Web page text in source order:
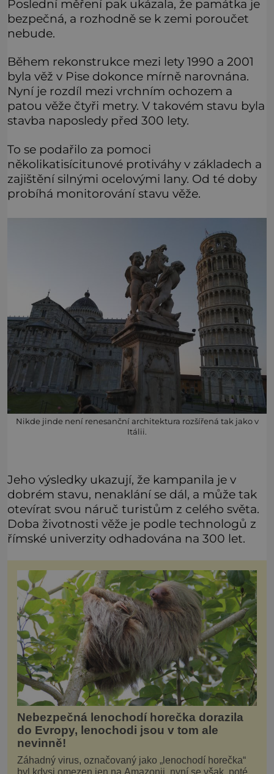
Poslední měření pak ukázala, že památka je
bezpečná, a rozhodně se k zemi poroučet
nebude.
Během rekonstrukce mezi lety 1990 a 2001
byla věž v Pise dokonce mírně narovnána.
Nyní je rozdíl mezi vrchním ochozem a
patou věže čtyři metry. V takovém stavu byla
stavba naposledy před 300 lety.
To se podařilo za pomoci
několikatisícitunové protiváhy v základech a
zajištění silnými ocelovými lany. Od té doby
probíhá monitorování stavu věže.
Nikde jinde není renesanční architektura rozšířená tak jako v
Itálii.
Jeho výsledky ukazují, že kampanila je v
dobrém stavu, nenaklání se dál, a může tak
otevírat svou náruč turistům z celého světa.
Doba životnosti věže je podle technologů z
římské univerzity odhadována na 300 let.
Nebezpečná lenochodí horečka dorazila
do Evropy, lenochodi jsou v tom ale
nevinně!
Záhadný virus, označovaný jako „lenochodí horečka“
byl kdysi omezen jen na Amazonii, nyní se však, poté